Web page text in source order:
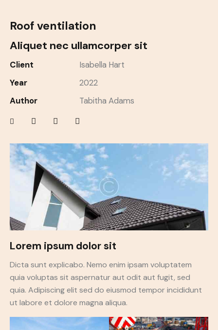
Roof ventilation
Aliquet nec ullamcorper sit
Client
Isabella Hart
Year
2022
Author
Tabitha Adams
Lorem ipsum dolor sit
Dicta sunt explicabo. Nemo enim ipsam voluptatem
quia voluptas sit aspernatur aut odit aut fugit, sed
quia. Adipiscing elit sed do eiusmod tempor incididunt
ut labore et dolore magna aliqua.